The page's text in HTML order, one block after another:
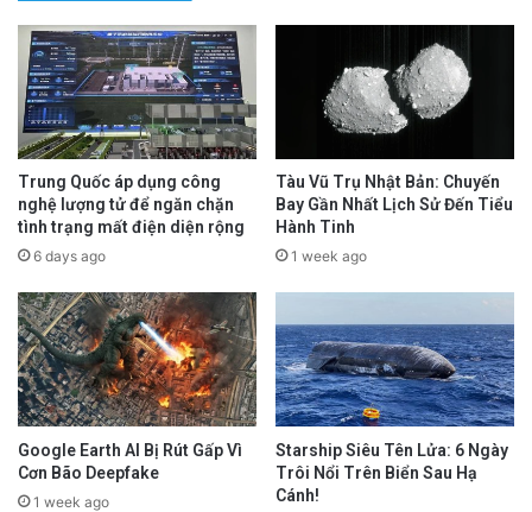
Trung Quốc áp dụng công
nghệ lượng tử để ngăn chặn
tình trạng mất điện diện rộng
6 days ago
Tàu Vũ Trụ Nhật Bản: Chuyến
Bay Gần Nhất Lịch Sử Đến Tiểu
Hành Tinh
1 week ago
Google Earth AI Bị Rút Gấp Vì
Cơn Bão Deepfake
1 week ago
Starship Siêu Tên Lửa: 6 Ngày
Trôi Nổi Trên Biển Sau Hạ
Cánh!